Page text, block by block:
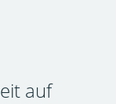
auf